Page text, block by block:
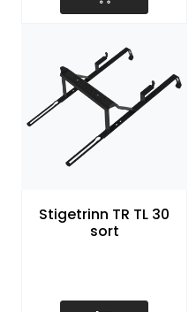
Stigetrinn TR TL 30
sort